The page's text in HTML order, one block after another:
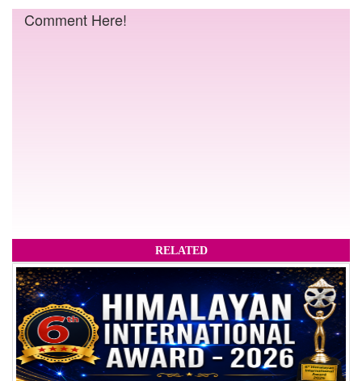
Comment Here!
RELATED